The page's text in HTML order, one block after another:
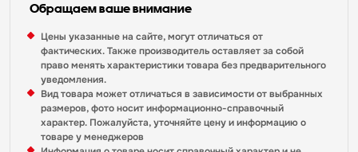
Обращаем ваше внимание
Цены указанные на сайте, могут отличаться от
фактических. Также производитель оставляет за собой
право менять характеристики товара без предварительного
уведомления.
Вид товара может отличаться в зависимости от выбранных
размеров, фото носит информационно-справочный
характер. Пожалуйста, уточняйте цену и информацию о
товаре у менеджеров